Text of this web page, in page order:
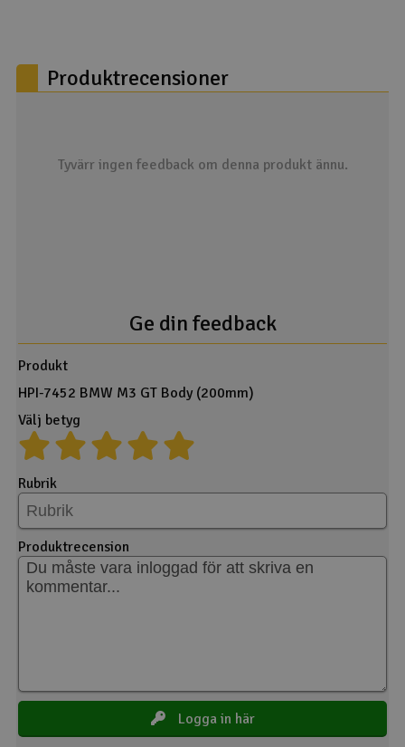
Produktrecensioner
Tyvärr ingen feedback om denna produkt ännu.
Ge din feedback
Produkt
HPI-7452 BMW M3 GT Body (200mm)
Välj betyg
Rubrik
Produktrecension
Logga in här